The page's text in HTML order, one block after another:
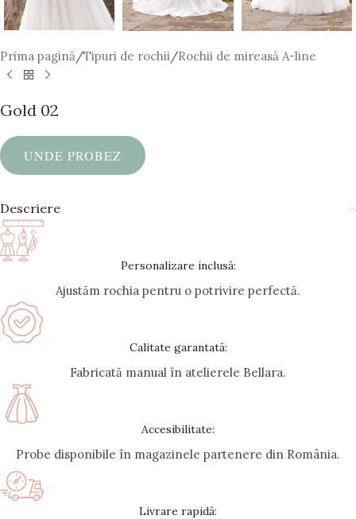
Prima pagină /Tipuri de rochii /Rochii de mireasă A-line
Gold 02
UNDE PROBEZ
Descriere
Personalizare inclusă:
Ajustăm rochia pentru o potrivire perfectă.
Calitate garantată:
Fabricată manual în atelierele Bellara.
Accesibilitate:
Probe disponibile în magazinele partenere din România.
Livrare rapidă: